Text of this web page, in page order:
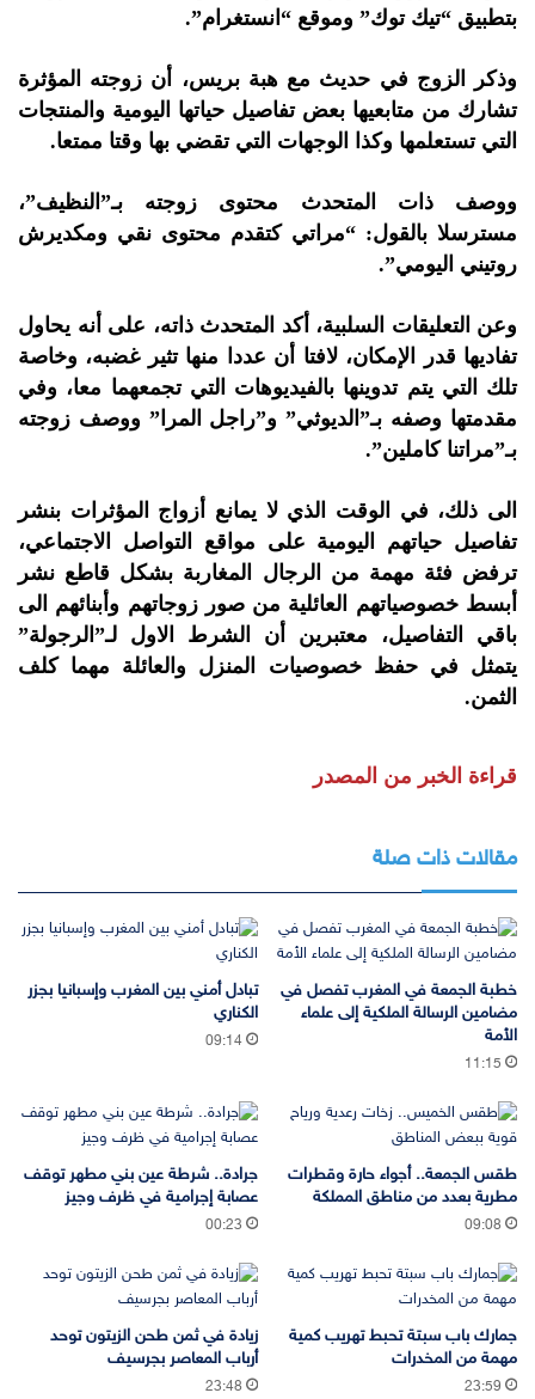
بتطبيق “تيك توك” وموقع “انستغرام”.
وذكر الزوج في حديث مع هبة بريس، أن زوجته المؤثرة
تشارك من متابعيها بعض تفاصيل حياتها اليومية والمنتجات
التي تستعلمها وكذا الوجهات التي تقضي بها وقتا ممتعا.
ووصف ذات المتحدث محتوى زوجته بـ”النظيف”،
مسترسلا بالقول: “مراتي كتقدم محتوى نقي ومكديرش
روتيني اليومي”.
وعن التعليقات السلبية، أكد المتحدث ذاته، على أنه يحاول
تفاديها قدر الإمكان، لافتا أن عددا منها تثير غضبه، وخاصة
تلك التي يتم تدوينها بالفيديوهات التي تجمعهما معا، وفي
مقدمتها وصفه بـ”الديوثي” و”راجل المرا” ووصف زوجته
بـ”مراتنا كاملين”.
الى ذلك، في الوقت الذي لا يمانع أزواج المؤثرات بنشر
تفاصيل حياتهم اليومية على مواقع التواصل الاجتماعي،
ترفض فئة مهمة من الرجال المغاربة بشكل قاطع نشر
أبسط خصوصياتهم العائلية من صور زوجاتهم وأبنائهم الى
باقي التفاصيل، معتبرين أن الشرط الاول لـ”الرجولة”
يتمثل في حفظ خصوصيات المنزل والعائلة مهما كلف
الثمن.
قراءة الخبر من المصدر
مقالات ذات صلة
خطبة الجمعة في المغرب تفصل في
مضامين الرسالة الملكية إلى علماء
الأمة
11:15
تبادل أمني بين المغرب وإسبانيا بجزر
الكناري
09:14
طقس الجمعة.. أجواء حارة وقطرات
مطرية بعدد من مناطق المملكة
09:08
جرادة.. شرطة عين بني مطهر توقف
عصابة إجرامية في ظرف وجيز
00:23
جمارك باب سبتة تحبط تهريب كمية
مهمة من المخدرات
23:59
زيادة في ثمن طحن الزيتون توحد
أرباب المعاصر بجرسيف
23:48